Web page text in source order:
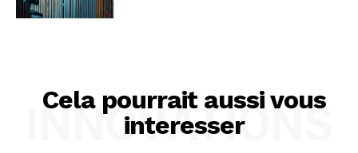
Cela pourrait aussi vous
interesser
INNOVATIONS